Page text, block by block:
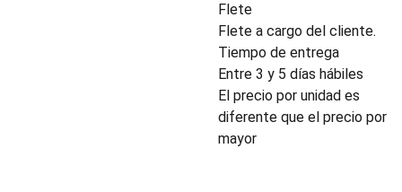
Flete
Flete a cargo del cliente.
Tiempo de entrega
Entre 3 y 5 días hábiles
El precio por unidad es
diferente que el precio por
mayor